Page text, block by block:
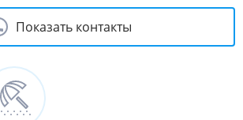
Показать контакты